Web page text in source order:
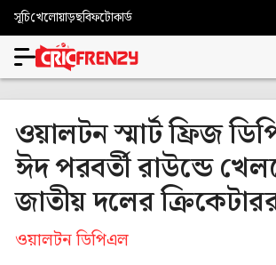
সূচিখেলোয়াড়ছবিফটোকার্ড
ওয়ালটন স্মার্ট ফ্রিজ
ঈদ পরবর্তী রাউন্ডে
জাতীয় দলের
ওয়ালটন ডিপিএল